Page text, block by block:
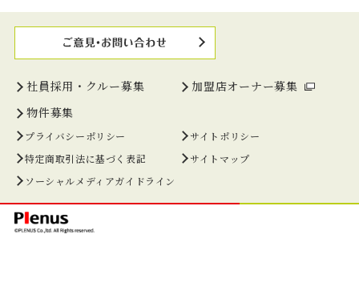
社員採用・クルー募集
加盟店オーナー募集
物件募集
プライバシーポリシー
サイトポリシー
特定商取引法に基づく表記
サイトマップ
ソーシャルメディアガイドライン